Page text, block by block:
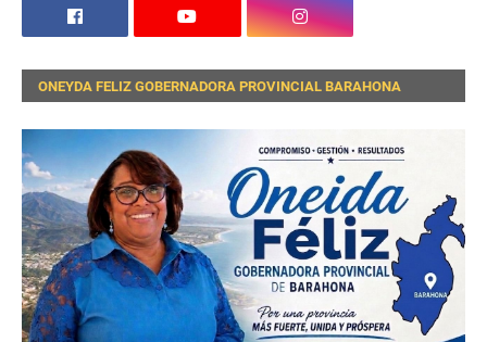
ONEYDA FELIZ GOBERNADORA PROVINCIAL BARAHONA